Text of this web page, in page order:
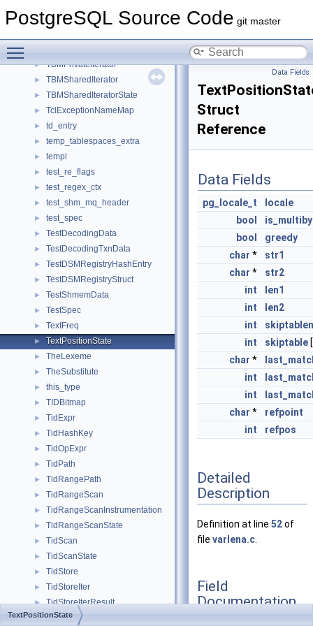
PostgreSQL Source Code git master
► TBempl
► TBMPrivateIterator
► TBMSharedIterator
► TBMSharedIteratorState
► TclExceptionNameMap
► td_entry
► temp_tablespaces_extra
► templ
► test_re_flags
► test_regex_ctx
► test_shm_mq_header
► test_spec
► TestDecodingData
► TestDecodingTxnData
► TestDSMRegistryHashEntry
► TestDSMRegistryStruct
► TestShmemData
► TestSpec
► TextFreq
► TextPositionState
► TheLexeme
► TheSubstitute
► this_type
► TIDBitmap
► TidExpr
► TidHashKey
► TidOpExpr
► TidPath
► TidRangePath
► TidRangeScan
► TidRangeScanInstrumentation
► TidRangeScanState
► TidScan
► TidScanState
► TidStore
► TidStoreIter
► TidStoreIterResult
► timeKEY
Data Fields
Struct
Reference
Data Fields
pg_locale_t
locale
bool
bool
greedy
char *
str1
char *
str2
int
len1
int
len2
int
int
skiptable
char *
int
int
char *
refpoint
int
refpos
Detailed
Description
Definition at line 52of
file varlena.c
Field
Documentation
TextPositionState